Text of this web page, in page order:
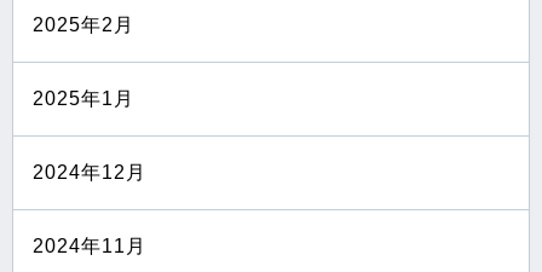
2025年2月
2025年1月
2024年12月
2024年11月